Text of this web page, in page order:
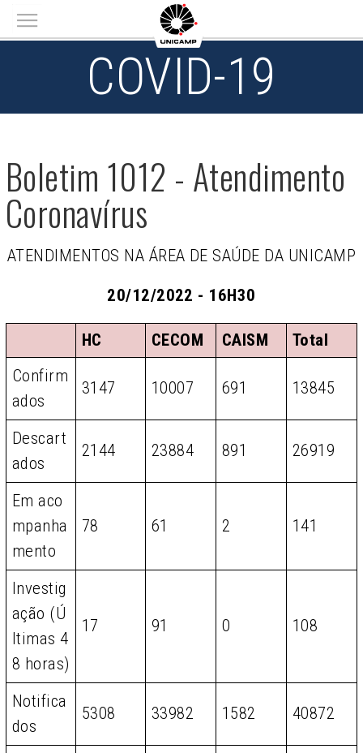
Main menu
COVID-19
Boletim 1012 - Atendimento
Coronavírus
ATENDIMENTOS NA ÁREA DE SAÚDE DA UNICAMP
20/12/2022 - 16H30
HC CECOM CAISM
Total
Confirm
ados
3147 10007 691 13845
Descart
ados
2144 23884 891 26919
Em aco
mpanha
mento
78 61 2 141
Investig
ação (Ú
ltimas 4
8 horas)
17 91 0 108
Notifica
dos
5308 33982 1582 40872